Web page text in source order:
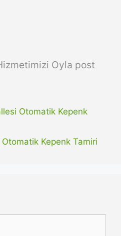
Oyla post
Otomatik Kepenk
Kepenk Tamiri